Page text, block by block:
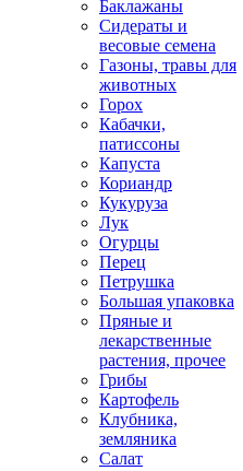
Баклажаны
Сидераты и
весовые семена
Газоны, травы для
животных
Горох
Кабачки,
патиссоны
Капуста
Кориандр
Кукуруза
Лук
Огурцы
Перец
Петрушка
Большая упаковка
Пряные и
лекарственные
растения, прочее
Грибы
Картофель
Клубника,
земляника
Салат